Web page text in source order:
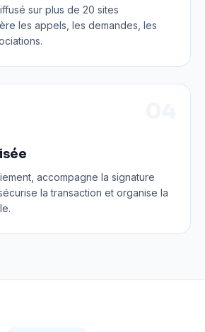
sur plus de 20 sites
les appels, les demandes, les
accompagne la signature
la transaction et organise la